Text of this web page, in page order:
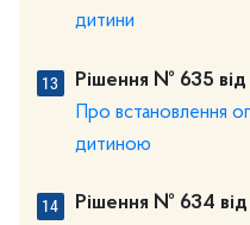
дитини
Рішення № 635
Про встановлення
дитиною
Рішення № 634